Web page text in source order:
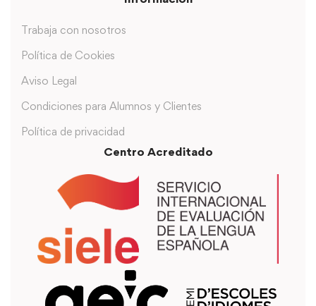
Trabaja con nosotros
Política de Cookies
Aviso Legal
Condiciones para Alumnos y Clientes
Política de privacidad
Centro Acreditado